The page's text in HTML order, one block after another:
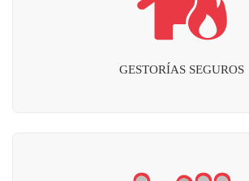
GESTORÍAS SEGUROS